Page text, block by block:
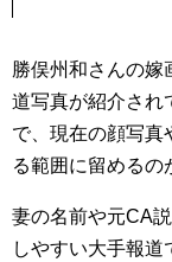
勝俣州和さんの嫁
道写真が紹介され
で、現在の顔写真
る範囲に留めるの
妻の名前や元CA
しやすい大手報